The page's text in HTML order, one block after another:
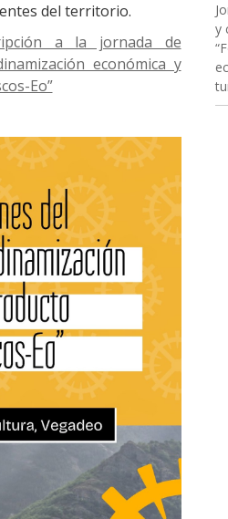
del territorio.
a la jornada de
económica y
Eo”
y